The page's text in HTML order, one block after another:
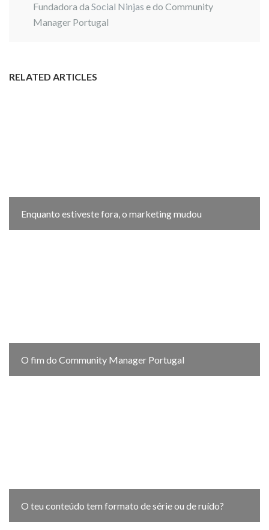
Fundadora da Social Ninjas e do Community
Manager Portugal
RELATED ARTICLES
Enquanto estiveste fora, o marketing mudou
O fim do Community Manager Portugal
O teu conteúdo tem formato de série ou de ruído?